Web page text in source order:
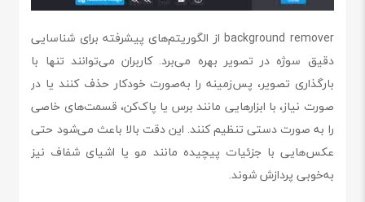
background remover از الگوریتم‌های پیشرفته برای شناسایی
دقیق سوژه در تصویر بهره می‌برد. کاربران می‌توانند تنها با
بارگذاری تصویر، پس‌زمینه را به‌صورت خودکار حذف کنند یا در
صورت نیاز، با ابزارهایی مانند برس یا پاک‌کن، قسمت‌های خاصی
را به صورت دستی تنظیم کنند. این دقت بالا باعث می‌شود حتی
عکس‌هایی با جزئیات پیچیده مانند مو یا اشیای شفاف نیز
به‌خوبی پردازش شوند.